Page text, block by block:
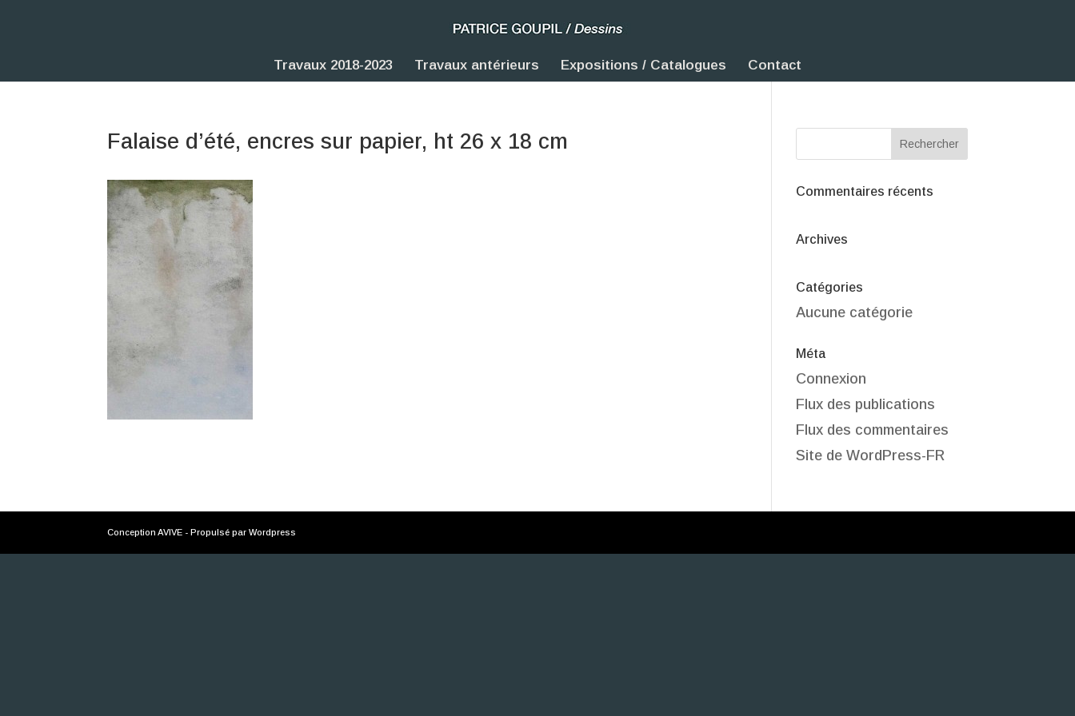
Travaux 2018-2023 Travaux antérieurs Expositions / Catalogues Contact
Falaise d’été, encres sur papier, ht 26 x 18 cm
Commentaires récents
Archives
Catégories
Aucune catégorie
Méta
Connexion
Flux des publications
Flux des commentaires
Site de WordPress-FR
Conception AVIVE - Propulsé par Wordpress